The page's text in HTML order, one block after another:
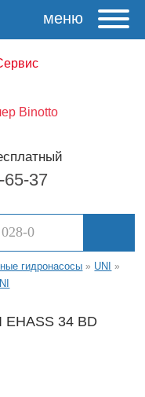
меню
65-37
гидронасосы » UNI »
EHASS 34 BD